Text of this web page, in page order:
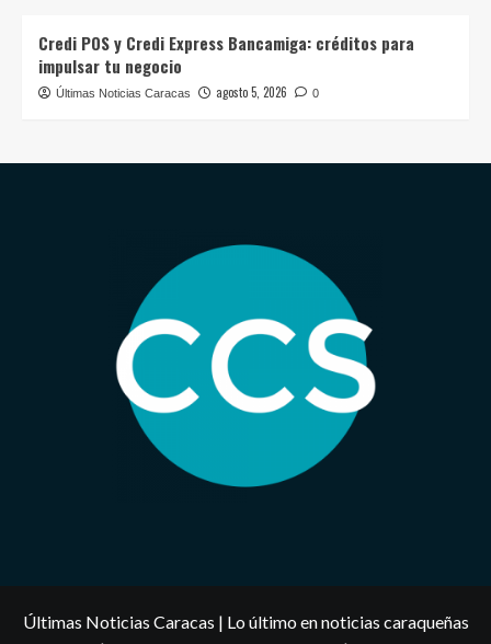
Credi POS y Credi Express Bancamiga: créditos para
impulsar tu negocio
Últimas Noticias Caracas agosto 5, 2026 0